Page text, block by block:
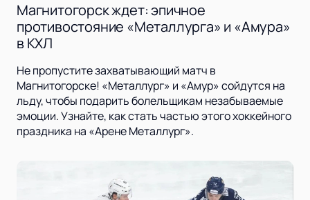
Магнитогорск ждет: эпичное
противостояние «Металлурга» и «Амура»
в КХЛ
Не пропустите захватывающий матч в
Магнитогорске! «Металлург» и «Амур» сойдутся на
льду, чтобы подарить болельщикам незабываемые
эмоции. Узнайте, как стать частью этого хоккейного
праздника на «Арене Металлург».